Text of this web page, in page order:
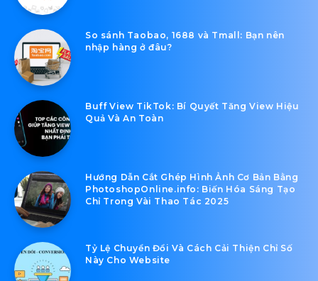
So sánh Taobao, 1688 và Tmall: Bạn nên
nhập hàng ở đâu?
Buff View TikTok: Bí Quyết Tăng View Hiệu
Quả Và An Toàn
Hướng Dẫn Cắt Ghép Hình Ảnh Cơ Bản Bằng
PhotoshopOnline.info: Biến Hóa Sáng Tạo
Chỉ Trong Vài Thao Tác 2025
Tỷ Lệ Chuyển Đổi Và Cách Cải Thiện Chỉ Số
Này Cho Website